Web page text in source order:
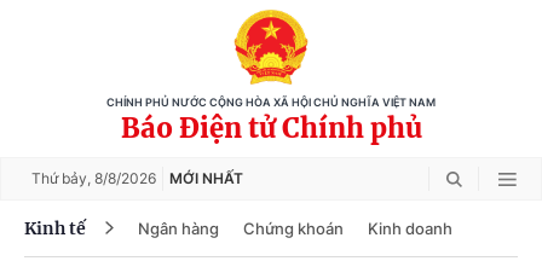
CHÍNH PHỦ NƯỚC CỘNG HÒA XÃ HỘI CHỦ NGHĨA VIỆT NAM
Báo Điện tử Chính phủ
Thứ bảy, 8/8/2026 MỚI NHẤT
Kinh tế Ngân hàng Chứng khoán Kinh doanh